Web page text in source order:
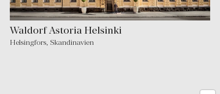
Waldorf Astoria Helsinki
Helsingfors, Skandinavien